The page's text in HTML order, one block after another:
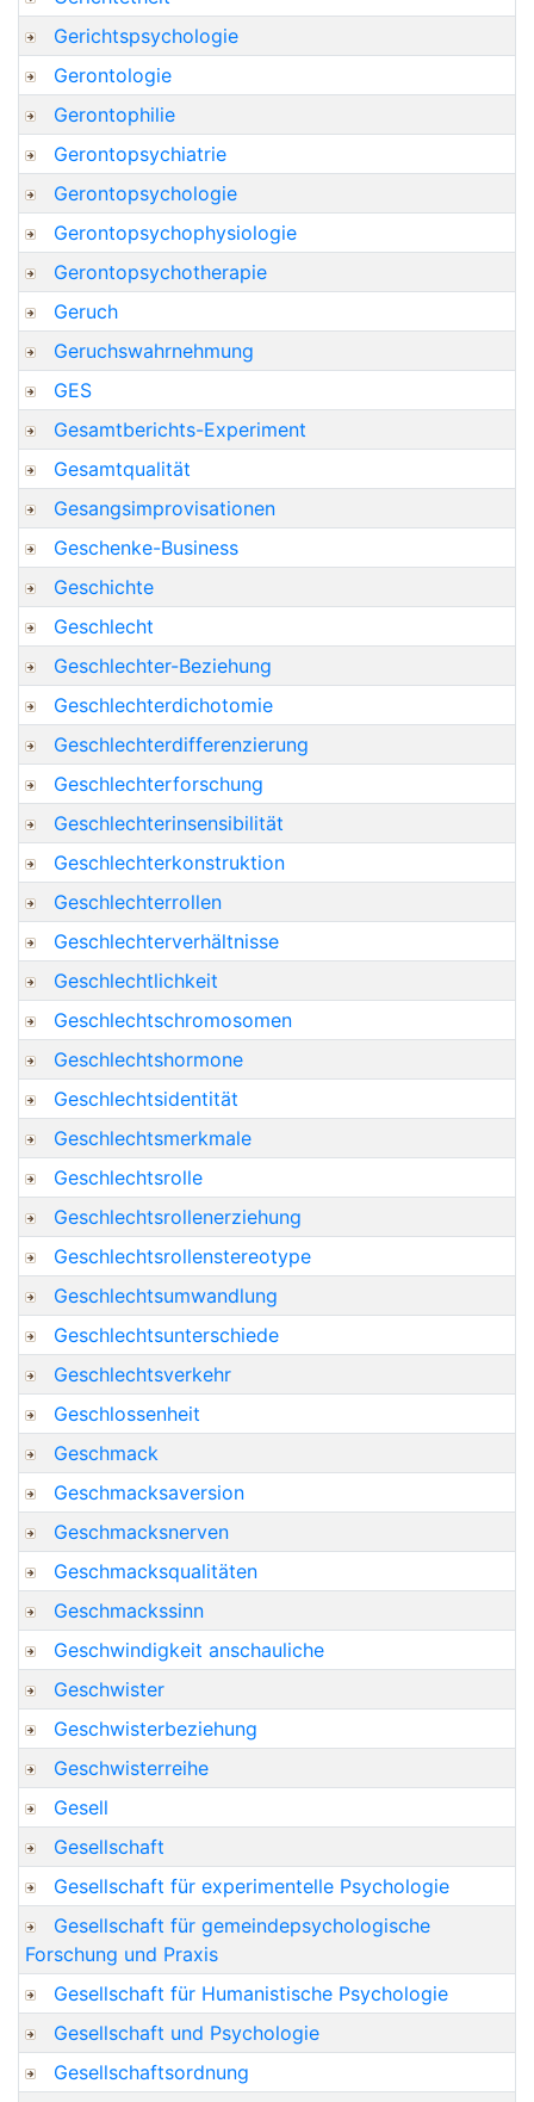
Gerichtspsychologie
Gerontologie
Gerontophilie
Gerontopsychiatrie
Gerontopsychologie
Gerontopsychophysiologie
Gerontopsychotherapie
Geruch
Geruchswahrnehmung
GES
Gesamtberichts-Experiment
Gesamtqualität
Gesangsimprovisationen
Geschenke-Business
Geschichte
Geschlecht
Geschlechter-Beziehung
Geschlechterdichotomie
Geschlechterdifferenzierung
Geschlechterforschung
Geschlechterinsensibilität
Geschlechterkonstruktion
Geschlechterrollen
Geschlechterverhältnisse
Geschlechtlichkeit
Geschlechtschromosomen
Geschlechtshormone
Geschlechtsidentität
Geschlechtsmerkmale
Geschlechtsrolle
Geschlechtsrollenerziehung
Geschlechtsrollenstereotype
Geschlechtsumwandlung
Geschlechtsunterschiede
Geschlechtsverkehr
Geschlossenheit
Geschmack
Geschmacksaversion
Geschmacksnerven
Geschmacksqualitäten
Geschmackssinn
Geschwindigkeit anschauliche
Geschwister
Geschwisterbeziehung
Geschwisterreihe
Gesell
Gesellschaft
Gesellschaft für experimentelle Psychologie
Gesellschaft für gemeindepsychologische
Forschung und Praxis
Gesellschaft für Humanistische Psychologie
Gesellschaft und Psychologie
Gesellschaftsordnung